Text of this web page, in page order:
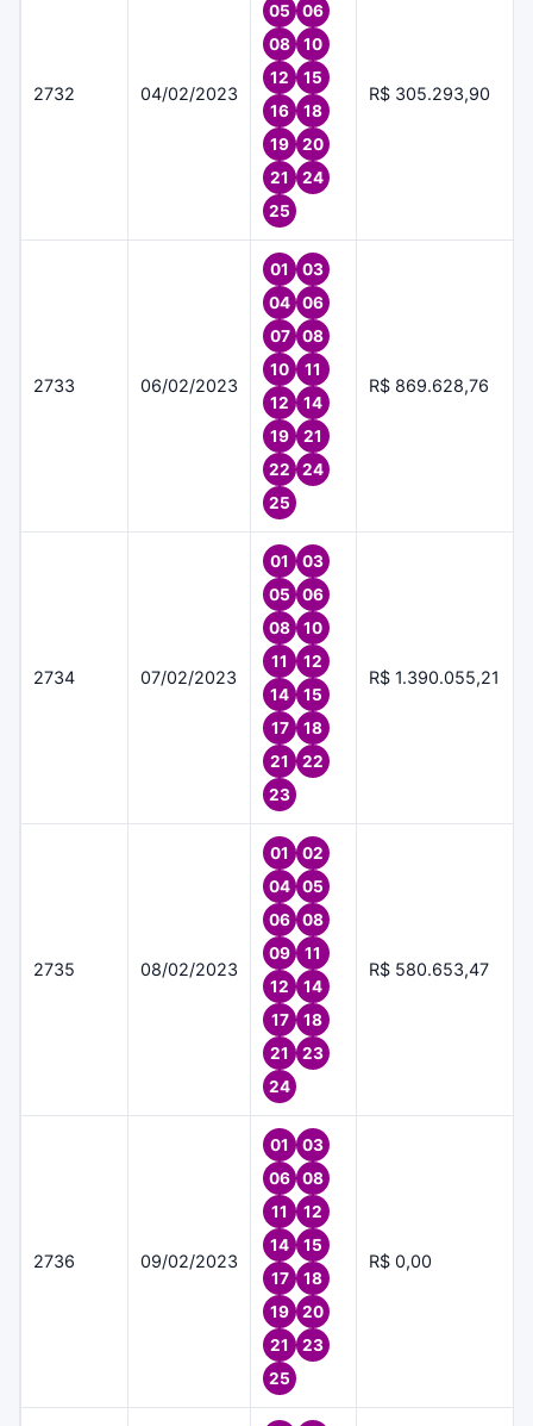
2732 04/02/2023
05
06
08
10
12
15
16
18
19
20
21
24
25
R$ 305.293,90
2733 06/02/2023
01
03
04
06
07
08
10
11
12
14
19
21
22
24
25
R$ 869.628,76
2734 07/02/2023
01
03
05
06
08
10
11
12
14
15
17
18
21
22
23
R$ 1.390.055,21
2735 08/02/2023
01
02
04
05
06
08
09
11
12
14
17
18
21
23
24
R$ 580.653,47
2736 09/02/2023
01
03
06
08
11
12
14
15
17
18
19
20
21
23
25
R$ 0,00